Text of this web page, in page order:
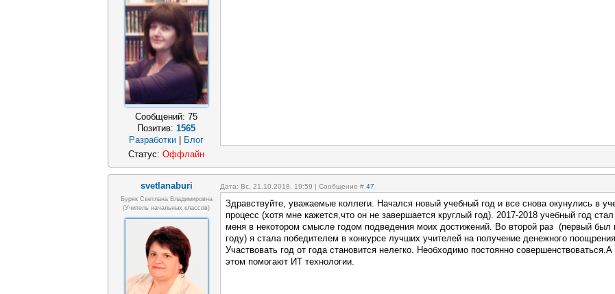
Сообщений: 75
Позитив: 1565
Разработки
Блог
Статус: Оффлайн
svetlanaburi Дата: Вс, 21.10.2018, 19:59 | Сообщение # 47
Буряк Светлана Владимировна
(учитель начальных классов)
Здравствуйте, уважаемые коллеги. Начался новый учебный год и все снова окунулись в
процесс (хотя мне кажется,что он не завершается круглый год). 2017-2018 учебный год
меня в некотором смысле годом подведения моих достижений. Во второй раз (первый был
году) я стала победителем в конкурсе лучших учителей на получение денежного
Участвовать год от года становится нелегко. Необходимо постоянно совершенствоваться.А
этом помогают ИТ технологии.